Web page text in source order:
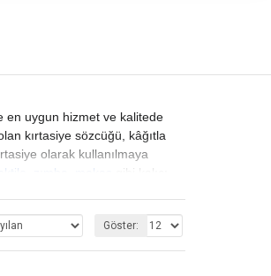
en uygun hizmet ve kalitede
kırtasiye sözcüğü, kâğıtla
olarak kullanılmaya
zımba makas
gibi kalıcı
gereksinimleri,
Göster: